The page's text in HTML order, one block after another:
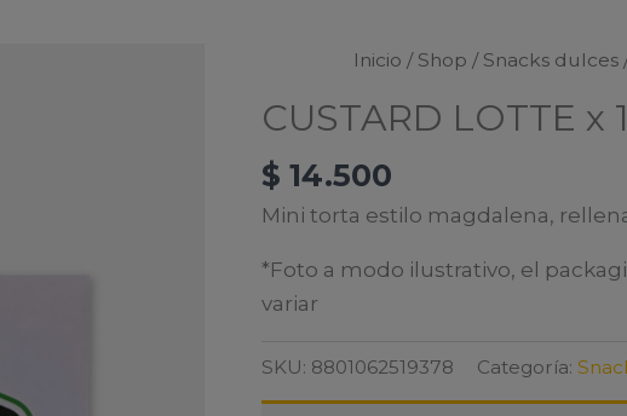
Inicio / Shop / Snacks dulces
CUSTARD LOTTE x
$ 14.500
Mini torta estilo magdalena,
*Foto a modo ilustrativo, el
variar
SKU: 8801062519378 Categoría: